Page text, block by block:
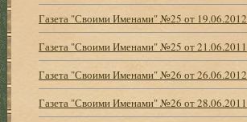
Газета "Своими Именами" №25 от 19.06.2012
Газета "Своими Именами" №25 от 21.06.2011
Газета "Своими Именами" №26 от 26.06.2012
Газета "Своими Именами" №26 от 28.06.2011